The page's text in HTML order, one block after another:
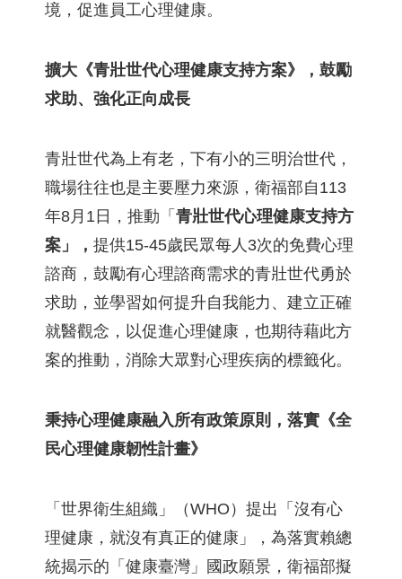
境，促進員工心理健康。
擴大《青壯世代心理健康支持方案》，鼓勵
求助、強化正向成長
青壯世代為上有老，下有小的三明治世代，
職場往往也是主要壓力來源，衛福部自113
年8月1日，推動「 青壯世代心理健康支持方
案」， 提供15-45歲民眾每人3次的免費心理
諮商，鼓勵有心理諮商需求的青壯世代勇於
求助，並學習如何提升自我能力、建立正確
就醫觀念，以促進心理健康，也期待藉此方
案的推動，消除大眾對心理疾病的標籤化。
秉持心理健康融入所有政策原則，落實《全
民心理健康韌性計畫》
「世界衛生組織」（WHO）提出「沒有心
理健康，就沒有真正的健康」，為落實賴總
統揭示的「健康臺灣」國政願景，衛福部擬